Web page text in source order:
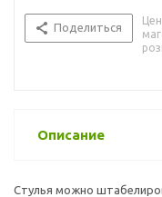
Поделиться
Описание
Стулья можно